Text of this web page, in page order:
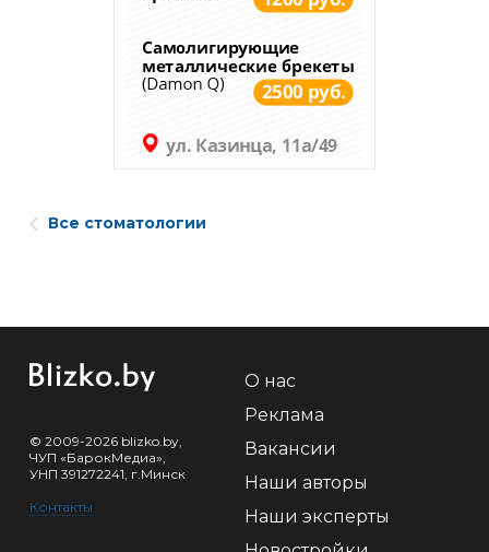
Все стоматологии
© 2009-2026 blizko.by,
ЧУП «БарокМедиа»,
УНП 391272241, г.Минск
Контакты
О нас
Реклама
Вакансии
Наши авторы
Наши эксперты